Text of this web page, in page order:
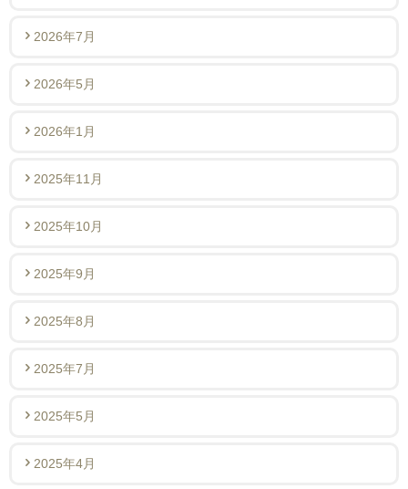
2026年7月
2026年5月
2026年1月
2025年11月
2025年10月
2025年9月
2025年8月
2025年7月
2025年5月
2025年4月